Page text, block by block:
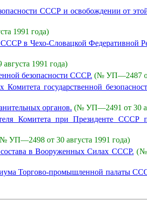
СССР и освобождении от
1991 года)
в Чехо-Словацкой Федеративной
1991 года)
безопасности СССР. (№ УП—2487 от
государственной
органов. (№ УП—2491 от 30
Комитета при Президенте СССР
УП—2498 от 30 августа 1991 года)
в Вооруженных Силах СССР. (№
Торгово-промышленной палаты